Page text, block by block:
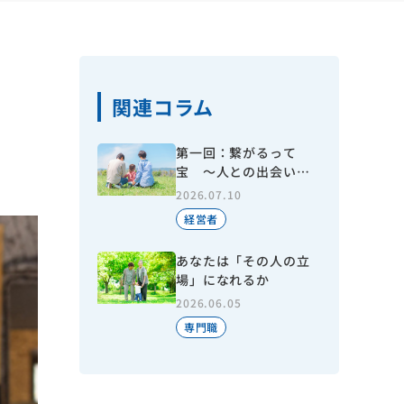
関連コラム
第一回：繋がるって
宝 ～人との出会いで
今がある～
2026.07.10
経営者
あなたは「その人の立
場」になれるか
2026.06.05
専門職